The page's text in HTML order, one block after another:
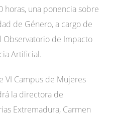
horas, una ponencia sobre
de Género, a cargo de
Observatorio de Impacto
Artificial.
VI Campus de Mujeres
la directora de
Extremadura, Carmen